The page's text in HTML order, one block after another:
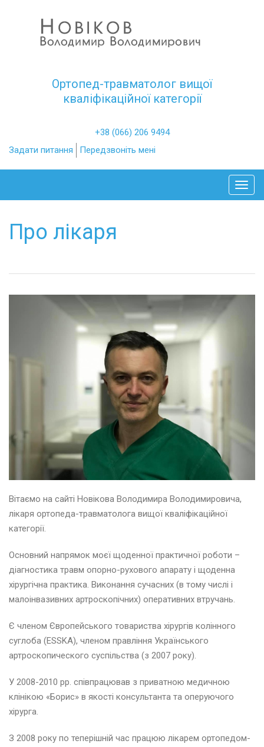
Ортопед-травматолог вищої
кваліфікаційної категорії
+38 (066) 206 9494
Задати питання
Передзвоніть мені
Про лікаря
Вітаємо на сайті Новікова Володимира Володимировича,
лікаря ортопеда-травматолога вищої кваліфікаційної
категорії.
Основний напрямок моєї щоденної практичної роботи –
діагностика травм опорно-рухового апарату і щоденна
хірургічна практика. Виконання сучасних (в тому числі і
малоінвазивних артроскопічних) оперативних втручань.
Є членом Європейського товариства хірургів колінного
суглоба (ESSKA), членом правління Українського
артроскопического суспільства (з 2007 року).
У 2008-2010 рр. співпрацював з приватною медичною
клінікою «Борис» в якості консультанта та оперуючого
хірурга.
З 2008 року по теперішній час працюю лікарем ортопедом-